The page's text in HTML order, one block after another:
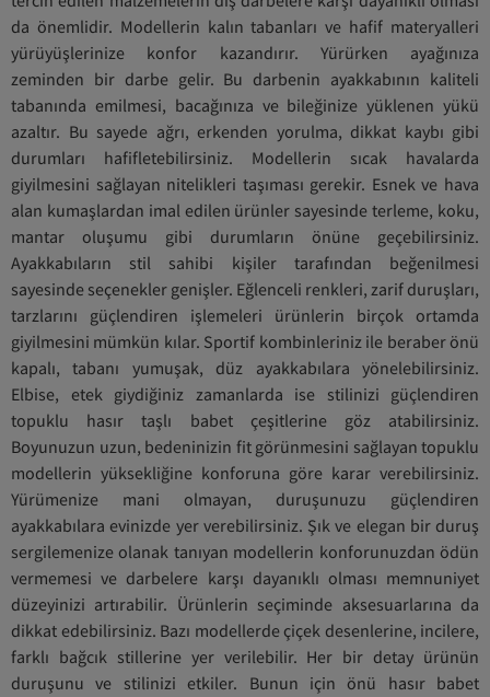
da önemlidir. Modellerin kalın tabanları ve hafif materyalleri
yürüyüşlerinize konfor kazandırır. Yürürken ayağınıza
zeminden bir darbe gelir. Bu darbenin ayakkabının kaliteli
tabanında emilmesi, bacağınıza ve bileğinize yüklenen yükü
azaltır. Bu sayede ağrı, erkenden yorulma, dikkat kaybı gibi
durumları hafifletebilirsiniz. Modellerin sıcak havalarda
giyilmesini sağlayan nitelikleri taşıması gerekir. Esnek ve hava
alan kumaşlardan imal edilen ürünler sayesinde terleme, koku,
mantar oluşumu gibi durumların önüne geçebilirsiniz.
Ayakkabıların stil sahibi kişiler tarafından beğenilmesi
sayesinde seçenekler genişler. Eğlenceli renkleri, zarif duruşları,
tarzlarını güçlendiren işlemeleri ürünlerin birçok ortamda
giyilmesini mümkün kılar. Sportif kombinleriniz ile beraber önü
kapalı, tabanı yumuşak, düz ayakkabılara yönelebilirsiniz.
Elbise, etek giydiğiniz zamanlarda ise stilinizi güçlendiren
topuklu hasır taşlı babet çeşitlerine göz atabilirsiniz.
Boyunuzun uzun, bedeninizin fit görünmesini sağlayan topuklu
modellerin yüksekliğine konforuna göre karar verebilirsiniz.
Yürümenize mani olmayan, duruşunuzu güçlendiren
ayakkabılara evinizde yer verebilirsiniz. Şık ve elegan bir duruş
sergilemenize olanak tanıyan modellerin konforunuzdan ödün
vermemesi ve darbelere karşı dayanıklı olması memnuniyet
düzeyinizi artırabilir. Ürünlerin seçiminde aksesuarlarına da
dikkat edebilirsiniz. Bazı modellerde çiçek desenlerine, incilere,
farklı bağcık stillerine yer verilebilir. Her bir detay ürünün
duruşunu ve stilinizi etkiler. Bunun için önü hasır babet